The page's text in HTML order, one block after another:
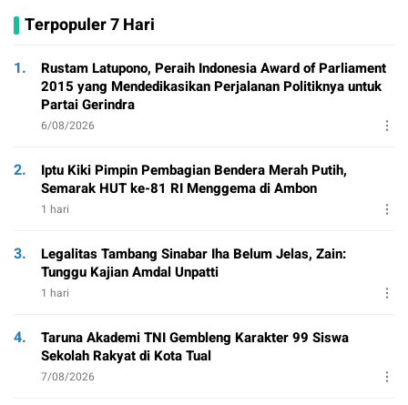
Terpopuler 7 Hari
1.
Rustam Latupono, Peraih Indonesia Award of Parliament
2015 yang Mendedikasikan Perjalanan Politiknya untuk
Partai Gerindra
6/08/2026
2.
Iptu Kiki Pimpin Pembagian Bendera Merah Putih,
Semarak HUT ke-81 RI Menggema di Ambon
1 hari
3.
Legalitas Tambang Sinabar Iha Belum Jelas, Zain:
Tunggu Kajian Amdal Unpatti
1 hari
4.
Taruna Akademi TNI Gembleng Karakter 99 Siswa
Sekolah Rakyat di Kota Tual
7/08/2026